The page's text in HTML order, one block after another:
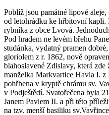
Poblíž jsou památné lipové
od letohrádku ke hřbitovní
rybníka z obce Lvová.
Pod hradem ne levém břehu
studánka, vydatný pramen
gloriolem z r. 1862, nově
blahoslavené Zdislavy, která
manželka Markvartice Havla I. z
pohřbena v kryptě chrámu sv.
v Podještědí. Svatořečena byla
Janem Pavlem II. a při této
na tzv. menší basiliku